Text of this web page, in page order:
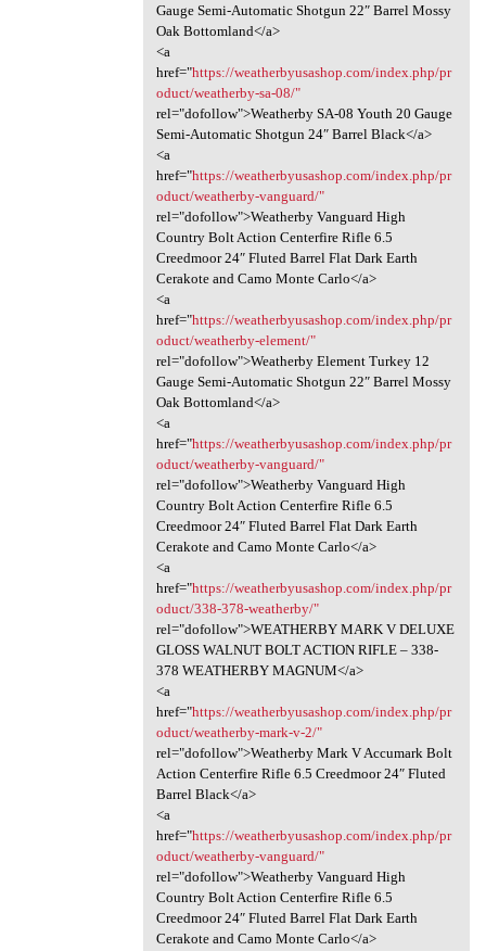
Gauge Semi-Automatic Shotgun 22″ Barrel Mossy
Oak Bottomland</a>
<a
href="https://weatherbyusashop.com/index.php/pr
oduct/weatherby-sa-08/"
rel="dofollow">Weatherby SA-08 Youth 20 Gauge
Semi-Automatic Shotgun 24″ Barrel Black</a>
<a
href="https://weatherbyusashop.com/index.php/pr
oduct/weatherby-vanguard/"
rel="dofollow">Weatherby Vanguard High
Country Bolt Action Centerfire Rifle 6.5
Creedmoor 24″ Fluted Barrel Flat Dark Earth
Cerakote and Camo Monte Carlo</a>
<a
href="https://weatherbyusashop.com/index.php/pr
oduct/weatherby-element/"
rel="dofollow">Weatherby Element Turkey 12
Gauge Semi-Automatic Shotgun 22″ Barrel Mossy
Oak Bottomland</a>
<a
href="https://weatherbyusashop.com/index.php/pr
oduct/weatherby-vanguard/"
rel="dofollow">Weatherby Vanguard High
Country Bolt Action Centerfire Rifle 6.5
Creedmoor 24″ Fluted Barrel Flat Dark Earth
Cerakote and Camo Monte Carlo</a>
<a
href="https://weatherbyusashop.com/index.php/pr
oduct/338-378-weatherby/"
rel="dofollow">WEATHERBY MARK V DELUXE
GLOSS WALNUT BOLT ACTION RIFLE – 338-
378 WEATHERBY MAGNUM</a>
<a
href="https://weatherbyusashop.com/index.php/pr
oduct/weatherby-mark-v-2/"
rel="dofollow">Weatherby Mark V Accumark Bolt
Action Centerfire Rifle 6.5 Creedmoor 24″ Fluted
Barrel Black</a>
<a
href="https://weatherbyusashop.com/index.php/pr
oduct/weatherby-vanguard/"
rel="dofollow">Weatherby Vanguard High
Country Bolt Action Centerfire Rifle 6.5
Creedmoor 24″ Fluted Barrel Flat Dark Earth
Cerakote and Camo Monte Carlo</a>